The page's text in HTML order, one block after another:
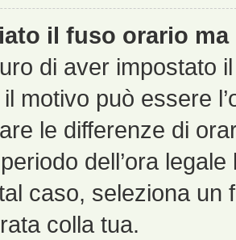
il fuso orario ma
di aver impostato
motivo può essere
le differenze di
dell’ora
caso, seleziona
colla tua.